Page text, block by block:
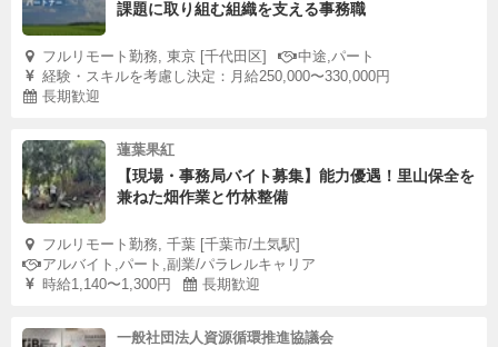
課題に取り組む組織を支える事務職
フルリモート勤務, 東京 [千代田区]
中途,パート
経験・スキルを考慮し決定：月給250,000〜330,000円
長期歓迎
蓮葉果紅
【現場・事務局バイト募集】能力優遇！里山保全を
兼ねた畑作業と竹林整備
フルリモート勤務, 千葉 [千葉市/土気駅]
アルバイト,パート,副業/パラレルキャリア
時給1,140〜1,300円
長期歓迎
一般社団法人資源循環推進協議会